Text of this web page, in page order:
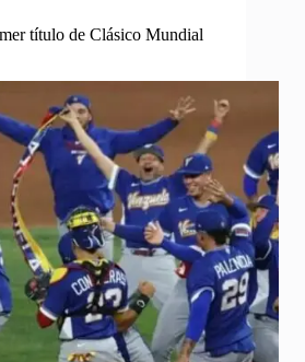
título de Clásico Mundial